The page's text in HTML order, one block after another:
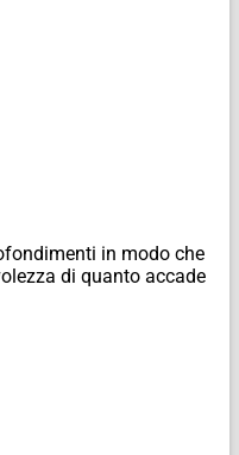
in modo che
di quanto accade